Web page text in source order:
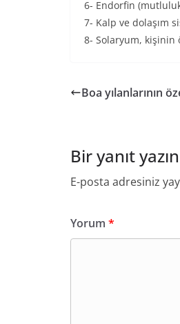
6- Endorfin
7- Kalp ve dolaşım
8- Solaryum, kişinin
Boa yılanlarının
Bir yanıt yazın
E-posta adresiniz
Yorum *